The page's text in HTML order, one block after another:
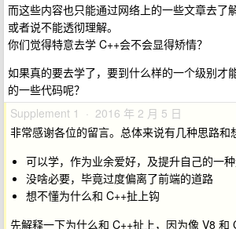
而这些内容也只能通过网络上的一些文章去了
或者说不能透彻理解。
你们觉得特意去学 C++会不会显得矫情？
如果真的要去学了，要到什么样的一个级别才
的一些代码呢？
Supplement 1 · 2016 年 2 月 5 日
非常感谢各位的留言。总体来说有几种思路和
可以学，作为业余爱好，及提升自己的一
没啥必要，毕竟过度偏离了前端的道路
想不懂为什么和 C++扯上钩
先解释一下为什么和 C++扯上，因为像 V8 和